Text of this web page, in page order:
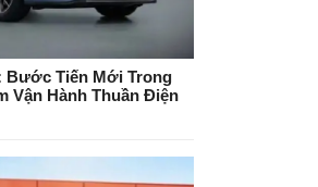
Bước Tiến Mới Trong
Vận Hành Thuần Điện